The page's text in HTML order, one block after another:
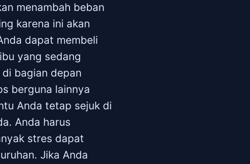
menambah beban
karena ini akan
dapat membeli
yang sedang
bagian depan
berguna lainnya
Anda tetap sejuk di
Anda harus
stres dapat
Jika Anda